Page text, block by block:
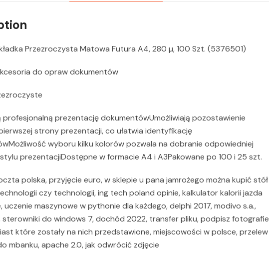
Przezroczysta Matowa Futura A4, 280 µ, 100 Szt. (5376501)
do opraw dokumentów
profesjonalną prezentację dokumentówUmożliwiają pozostawienie
strony prezentacji, co ułatwia identyfikację
wyboru kilku kolorów pozwala na dobranie odpowiedniej
prezentacjiDostępne w formacie A4 i A3Pakowane po 100 i 25 szt.
polska, przyjęcie euro, w sklepie u pana jamrożego można kupić stół
czy technologii, ing tech poland opinie, kalkulator kalorii jazda
uczenie maszynowe w pythonie dla każdego, delphi 2017, modivo s.a.,
sterowniki do windows 7, dochód 2022, transfer pliku, podpisz fotografie
które zostały na nich przedstawione, miejscowości w polsce, przelew
mbanku, apache 2.0, jak odwrócić zdjęcie